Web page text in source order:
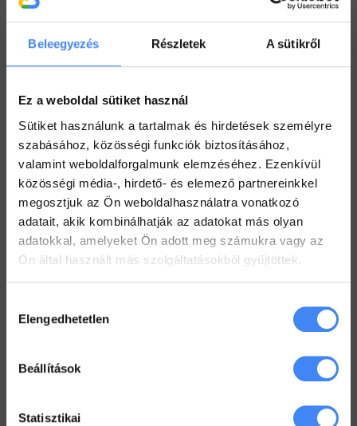
Beleegyezés Részletek A sütikről
Ez a weboldal sütiket használ
Sütiket használunk a tartalmak és hirdetések személyre
szabásához, közösségi funkciók biztosításához,
valamint weboldalforgalmunk elemzéséhez. Ezenkívül
közösségi média-, hirdető- és elemező partnereinkkel
megosztjuk az Ön weboldalhasználatra vonatkozó
adatait, akik kombinálhatják az adatokat más olyan
adatokkal, amelyeket Ön adott meg számukra vagy az
Ön által használt más szolgáltatásokból gyűjtöttek.
kiválasztása
Elengedhetetlen
Beállítások
Statisztikai
Workspace praktikák
2022. július 26.
Értekezlet szervezése emailen keresztül
2022. július 25.
Hogyan ellenőrizd a kijelölt feladataid a Drive-ban
2022. július 19.
Hogyan tarts minden Gmail mappát szem előtt?
2022. július 18.
Workspace Blog